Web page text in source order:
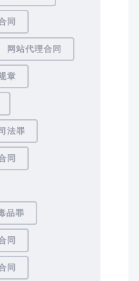
同
网站代理合同
章
法罪
同
品罪
同
同